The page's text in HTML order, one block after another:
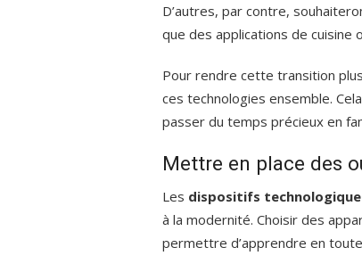
D’autres, par contre,
que des applications de cuisine
Pour rendre cette transition
ces technologies ensemble.
passer du temps précieux en
Mettre en place des
Les dispositifs
à la modernité. Choisir des
permettre d’apprendre en